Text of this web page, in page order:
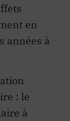
en
années à
: le
à